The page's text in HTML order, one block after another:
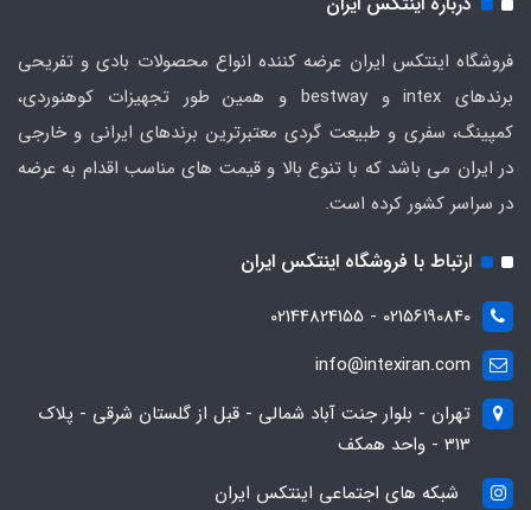
فروشگاه اینتکس ایران عرضه کننده انواع محصولات بادی و تفریحی
برندهای intex و bestway و همین طور تجهیزات کوهنوردی،
کمپینگ، سفری و طبیعت گردی معتبرترین برندهای ایرانی و خارجی
در ایران می باشد که با تنوع بالا و قیمت های مناسب اقدام به عرضه
در سراسر کشور کرده است.
ارتباط با فروشگاه اینتکس ایران
02156190840 - 02144824155
info@intexiran.com
تهران - بلوار جنت آباد شمالی - قبل از گلستان شرقی - پلاک
313 - واحد همکف
شبکه های اجتماعی اینتکس ایران